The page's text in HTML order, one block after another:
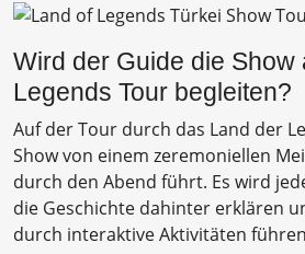
Wird der Guide die Show
Legends Tour begleiten?
Auf der Tour durch das Land der
Show von einem zeremoniellen
durch den Abend führt. Es wird
die Geschichte dahinter erklären
durch interaktive Aktivitäten